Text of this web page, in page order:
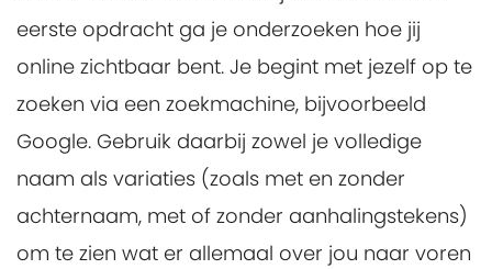
eerste opdracht ga je onderzoeken hoe jij
online zichtbaar bent. Je begint met jezelf op te
zoeken via een zoekmachine, bijvoorbeeld
Google. Gebruik daarbij zowel je volledige
naam als variaties (zoals met en zonder
achternaam, met of zonder aanhalingstekens)
om te zien wat er allemaal over jou naar voren